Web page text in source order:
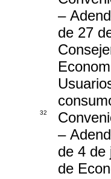
–
de 27
32
–
de 4 de
de